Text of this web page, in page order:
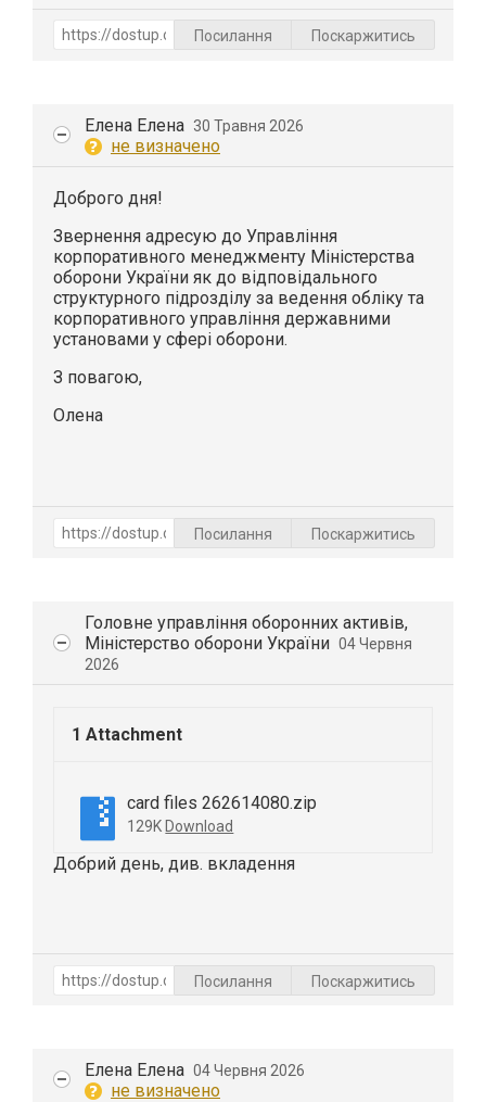
Посилання Поскаржитись
Елена Елена 30 Травня 2026
не визначено
Доброго дня!
Звернення адресую до Управління
корпоративного менеджменту Міністерства
оборони України як до відповідального
структурного підрозділу за ведення обліку та
корпоративного управління державними
установами у сфері оборони.
З повагою,
Олена
Посилання Поскаржитись
Головне управління оборонних активів,
Міністерство оборони України 04 Червня
2026
1 Attachment
card files 262614080.zip
129KDownload
Добрий день, див. вкладення
Посилання Поскаржитись
Елена Елена 04 Червня 2026
не визначено